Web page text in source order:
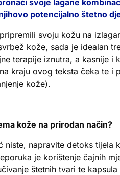
potencijalno štetno
svoju kožu na
kože, sada je idealan
terapije iznutra, a kasnije i
kraju ovog teksta čeka te i
kože).
kože na prirodan način?
niste, napravite detoks tijela
je korištenje čajnih
štetnih tvari te